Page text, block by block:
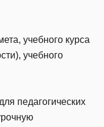
учебного курса
учебного
педагогических